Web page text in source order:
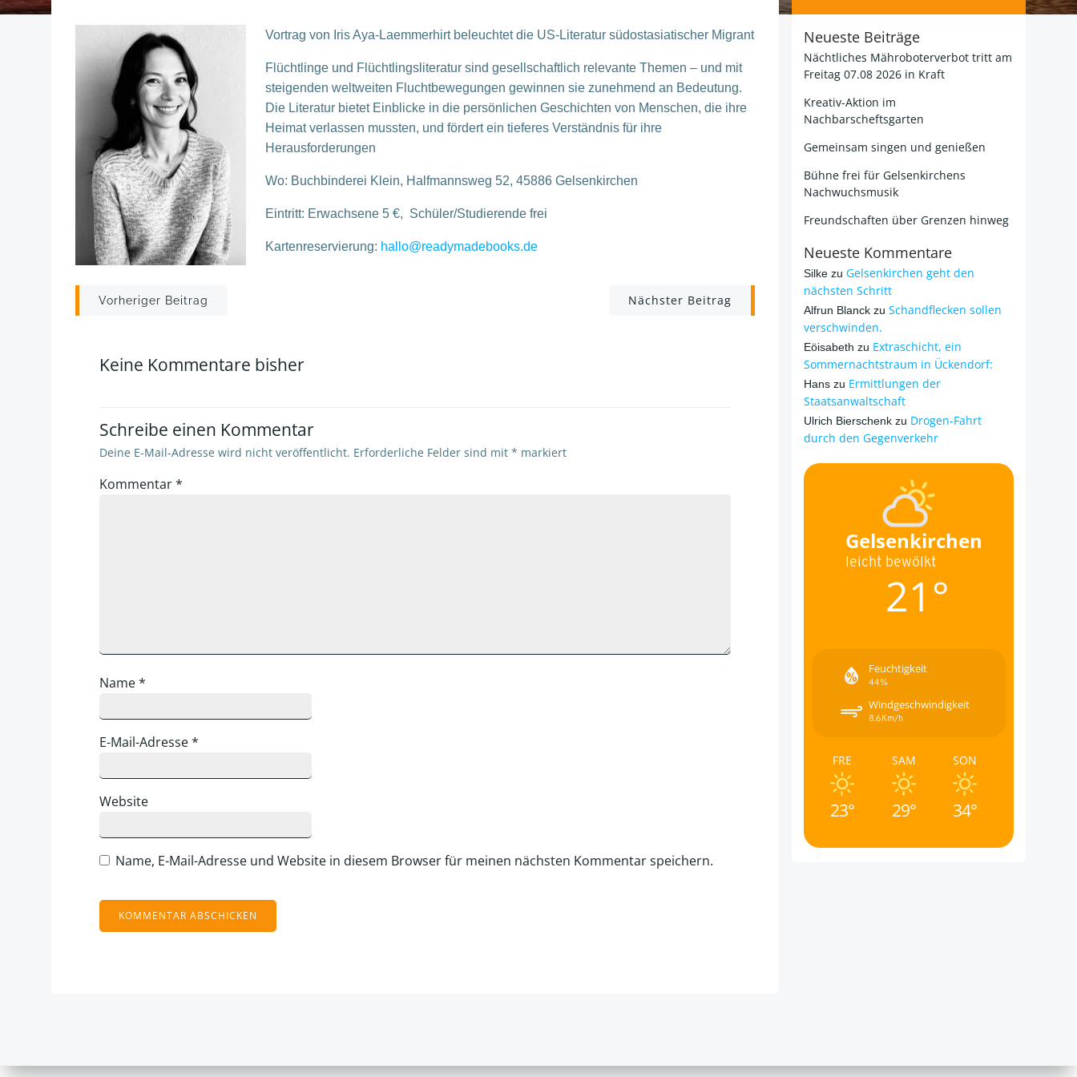
Vortrag von Iris Aya-Laemmerhirt beleuchtet die US-Literatur südostasiatischer Migrant
Flüchtlinge und Flüchtlingsliteratur sind gesellschaftlich relevante Themen – und mit
steigenden weltweiten Fluchtbewegungen gewinnen sie zunehmend an Bedeutung.
Die Literatur bietet Einblicke in die persönlichen Geschichten von Menschen, die ihre
Heimat verlassen mussten, und fördert ein tieferes Verständnis für ihre
Herausforderungen
Wo: Buchbinderei Klein, Halfmannsweg 52, 45886 Gelsenkirchen
Eintritt: Erwachsene 5 €, Schüler/Studierende frei
Kartenreservierung: hallo@readymadebooks.de
Post
Vorheriger Beitrag Nächster Beitrag
Keine Kommentare bisher
Schreibe einen Kommentar
Deine E-Mail-Adresse wird nicht veröffentlicht. Erforderliche Felder sind mit * markiert
Kommentar*
Name*
E-Mail-Adresse*
Website
Name, E-Mail-Adresse und Website in diesem Browser für meinen nächsten Kommentar speichern.
Neueste Beiträge
Nächtliches Mähroboterverbot tritt am
Freitag 07.08 2026 in Kraft
Kreativ-Aktion im
Nachbarscheftsgarten
Gemeinsam singen und genießen
Bühne frei für Gelsenkirchens
Nachwuchsmusik
Freundschaften über Grenzen hinweg
Neueste Kommentare
Silke zu Gelsenkirchen geht den
nächsten Schritt
Alfrun Blanck zu Schandflecken sollen
verschwinden.
Eöisabeth zu Extraschicht, ein
Sommernachtstraum in Ückendorf:
Hans zu Ermittlungen der
Staatsanwaltschaft
Ulrich Bierschenk zu Drogen-Fahrt
durch den Gegenverkehr
Gelsenkirchen
leicht bewölkt
21°
Feuchtigkeit
44%
Windgeschwindigkeit
8.6Km/h
FRE
23°
SAM
29°
SON
34°